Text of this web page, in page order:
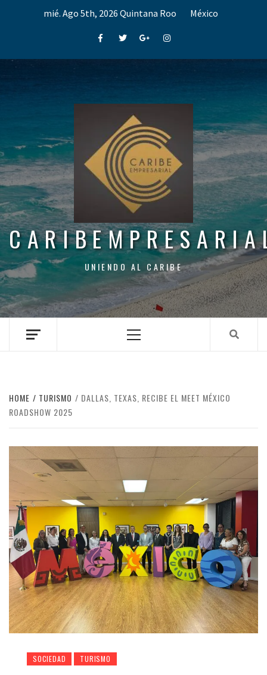
mié. Ago 5th, 2026 Quintana Roo México
FacebookTwitterGoogle+Instagram
UNIENDO AL CARIBE
Menu
HOME TURISMO
DALLAS, TEXAS, RECIBE EL MEET MÉXICO
ROADSHOW 2025
SOCIEDAD TURISMO